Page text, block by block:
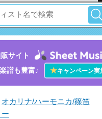
サイト
譜も豊富♪
★キャンペーン実
オカリナ/ハーモニカ/篠笛